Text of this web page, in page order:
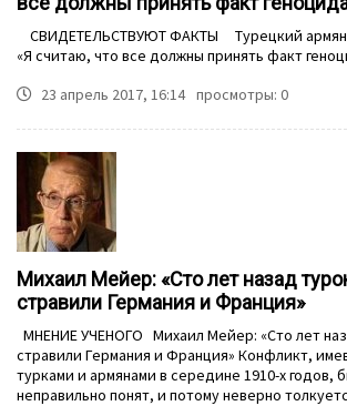
СВИДЕТЕЛЬСТВУЮТ ФАКТЫ Турецкий
«Я считаю, что все должны принять факт
23 апрель 2017, 16:14 просмотры: 0
Михаил Мейер: «Сто лет назад
стравили Германия и Франция»
МНЕНИЕ УЧЕНОГО Михаил Мейер: «Сто лет
стравили Германия и Франция» Конфликт,
турками и армянами в середине 1910-х годов,
неправильно понят, и потому неверно